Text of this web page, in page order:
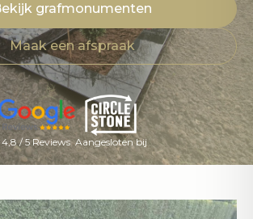
grafmonumenten
Maak een afspraak
4,8 / 5 Reviews Aangesloten bij